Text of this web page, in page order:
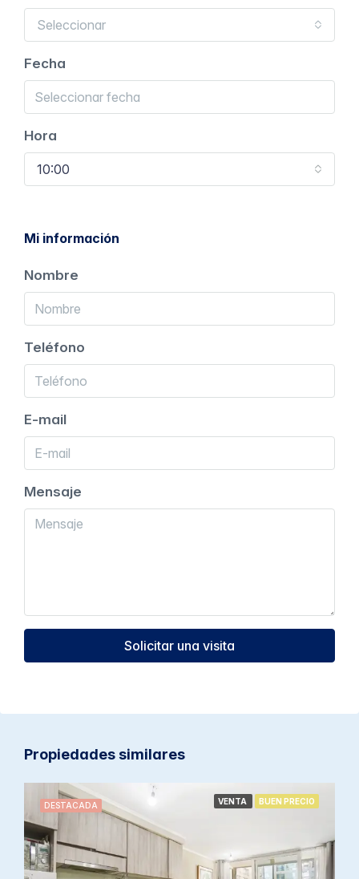
Seleccionar
Fecha
Hora
10:00
Mi información
Nombre
Teléfono
E-mail
Mensaje
Solicitar una visita
Propiedades similares
DESTACADA VENTA BUEN PRECIO